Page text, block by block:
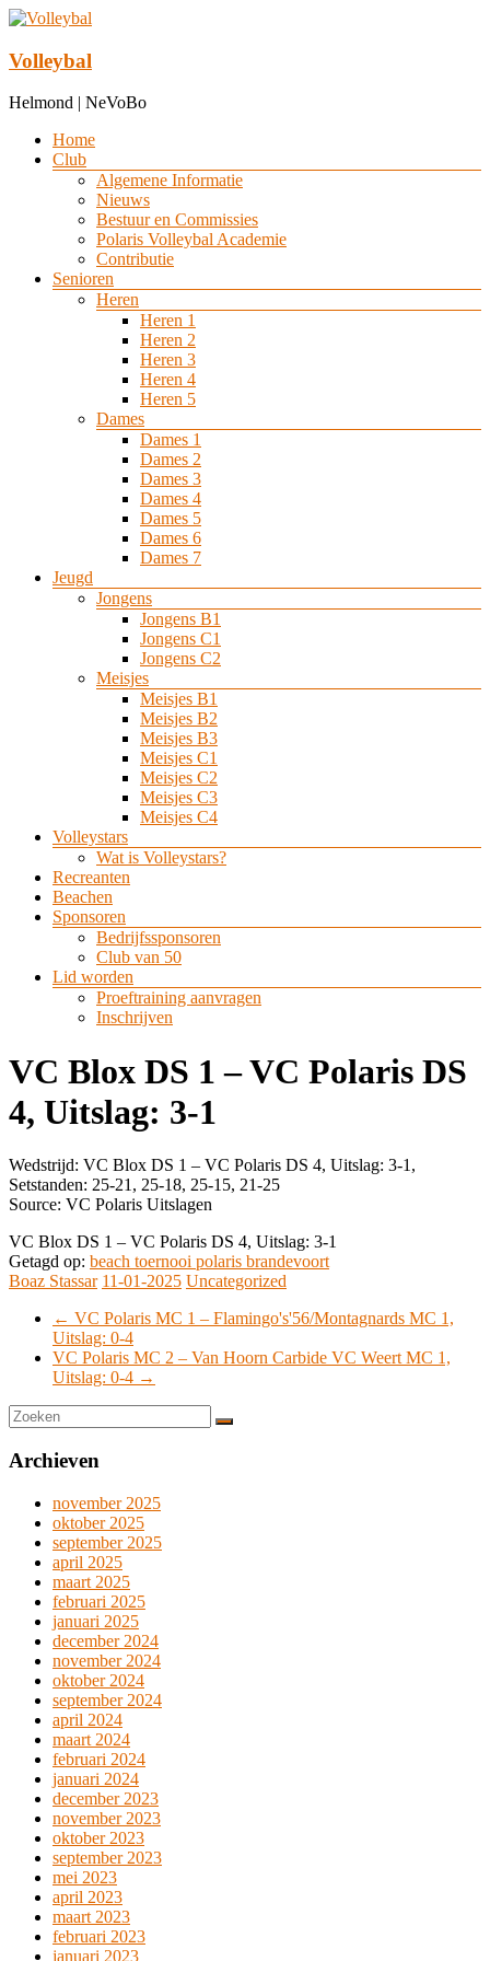
Ga
de
inhoud
Volleybal
Helmond | NeVoBo
Menu
Home
Club
Algemene Informatie
Nieuws
Bestuur en Commissies
Polaris Volleybal Academie
Contributie
Senioren
Heren
Heren 1
Heren 2
Heren 3
Heren 4
Heren 5
Dames
Dames 1
Dames 2
Dames 3
Dames 4
Dames 5
Dames 6
Dames 7
Jeugd
Jongens
Jongens B1
Jongens C1
Jongens C2
Meisjes
Meisjes B1
Meisjes B2
Meisjes B3
Meisjes C1
Meisjes C2
Meisjes C3
Meisjes C4
Volleystars
Wat is Volleystars?
Recreanten
Beachen
Sponsoren
Bedrijfssponsoren
Club van 50
Lid worden
Proeftraining aanvragen
Inschrijven
VC Blox DS 1 – VC Polaris DS
4, Uitslag: 3-1
Wedstrijd: VC Blox DS 1 – VC Polaris DS 4, Uitslag: 3-1,
Setstanden: 25-21, 25-18, 25-15, 21-25
Source: VC Polaris Uitslagen
VC Blox DS 1 – VC Polaris DS 4, Uitslag: 3-1
Getagd op: beach toernooi polaris brandevoort
Boaz Stassar 11-01-2025 Uncategorized
← VC Polaris MC 1 – Flamingo's'56/Montagnards MC 1,
Uitslag: 0-4
VC Polaris MC 2 – Van Hoorn Carbide VC Weert MC 1,
Uitslag: 0-4 →
Archieven
november 2025
oktober 2025
september 2025
april 2025
maart 2025
februari 2025
januari 2025
december 2024
november 2024
oktober 2024
september 2024
april 2024
maart 2024
februari 2024
januari 2024
december 2023
november 2023
oktober 2023
september 2023
mei 2023
april 2023
maart 2023
februari 2023
januari 2023